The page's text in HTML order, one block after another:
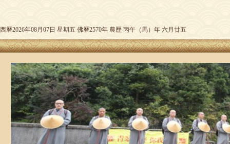
西曆2026年08月07日 星期五 佛曆2570年 農歷 丙午（馬）年 六月廿五